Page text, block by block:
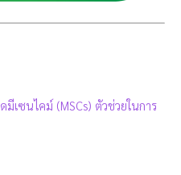
เซนไคม์ (MSCs) ตัวช่วยในการ